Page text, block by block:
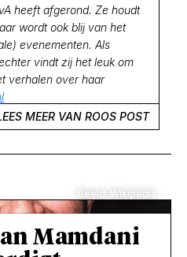
heeft afgerond. Ze houdt
wordt ook blij van het
evenementen. Als
vindt zij het leuk om
verhalen over haar
MEER VAN ROOS POST
Beeld: Wikipedia
Mamdani